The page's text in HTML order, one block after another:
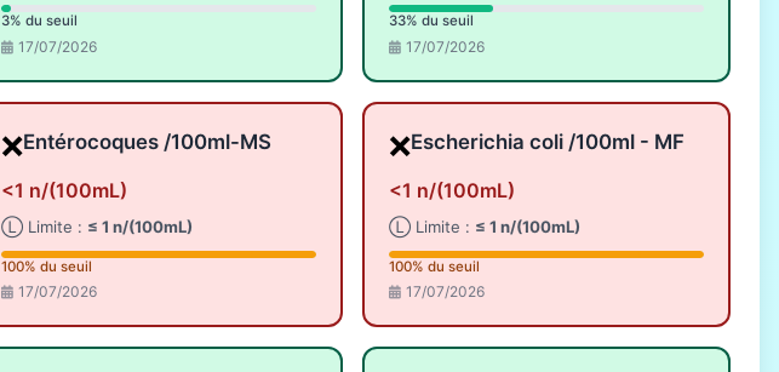
3% du seuil
17/07/2026
33% du seuil
17/07/2026
❌Entérocoques /100ml-MS
<1 n/(100mL)
Ⓛ Limite : ≤ 1 n/(100mL)
100% du seuil
17/07/2026
❌Escherichia coli /100ml - MF
<1 n/(100mL)
Ⓛ Limite : ≤ 1 n/(100mL)
100% du seuil
17/07/2026